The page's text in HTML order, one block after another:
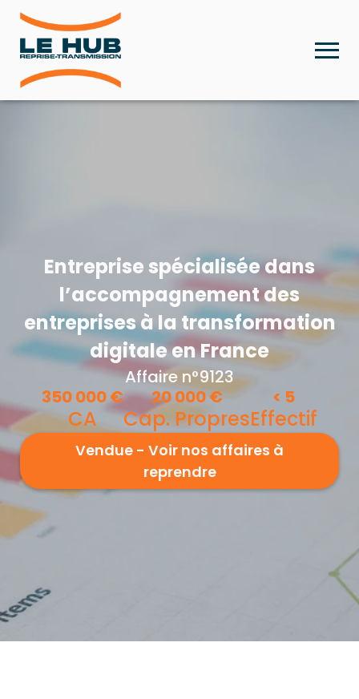
Entreprise spécialisée dans
l’accompagnement des
entreprises à la transformation
digitale en France
Affaire n°9123
350 000€
CA
20 000€
Cap. Propres
< 5
Effectif
Vendue - Voir nos affaires à
reprendre